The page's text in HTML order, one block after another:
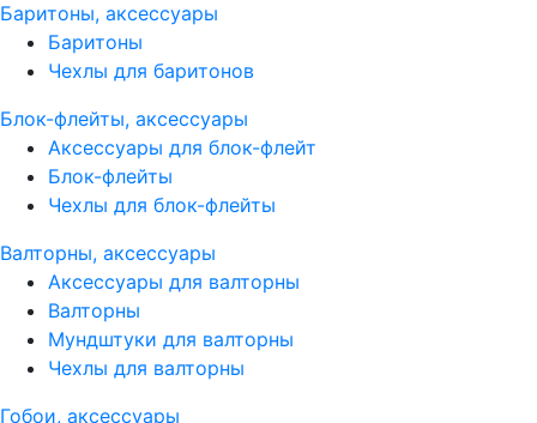
Баритоны, аксессуары
Баритоны
Чехлы для баритонов
Блок-флейты, аксессуары
Аксессуары для блок-флейт
Блок-флейты
Чехлы для блок-флейты
Валторны, аксессуары
Аксессуары для валторны
Валторны
Мундштуки для валторны
Чехлы для валторны
Гобои, аксессуары